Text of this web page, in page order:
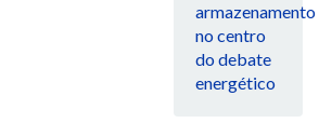
armazenamento
no centro
do debate
energético